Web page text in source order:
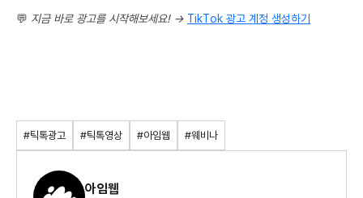
💬 지금 바로 광고를 시작해보세요! → TikTok 광고 계정 생성하기
#틱톡광고 #틱톡영상 #아임웹 #웨비나
아임웹